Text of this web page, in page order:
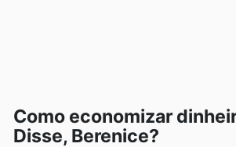
Como economizar
Disse, Berenice?